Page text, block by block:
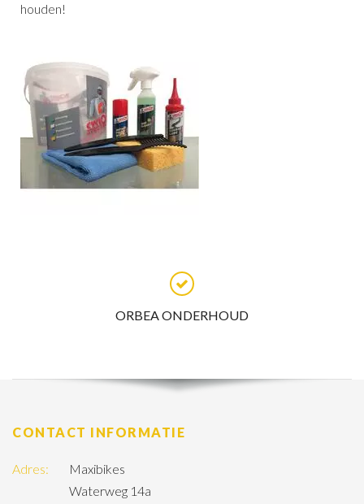
houden!
ORBEA ONDERHOUD
CONTACT INFORMATIE
Adres:
Maxibikes
Waterweg 14a